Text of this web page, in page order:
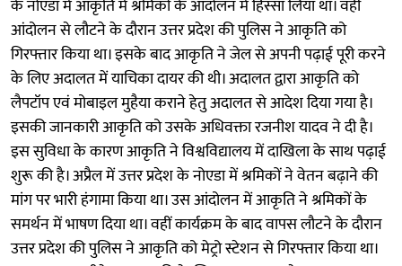
के नोएडा में आकृति में श्रमिकों के आंदोलन में हिस्सा लिया था। वहीं
आंदोलन से लौटने के दौरान उत्तर प्रदेश की पुलिस ने आकृति को
गिरफ्तार किया था। इसके बाद आकृति ने जेल से अपनी पढ़ाई पूरी करने
के लिए अदालत में याचिका दायर की थी। अदालत द्वारा आकृति को
लैपटॉप एवं मोबाइल मुहैया कराने हेतु अदालत से आदेश दिया गया है।
इसकी जानकारी आकृति को उसके अधिवक्ता रजनीश यादव ने दी है।
इस सुविधा के कारण आकृति ने विश्वविद्यालय में दाखिला के साथ पढ़ाई
शुरू की है। अप्रैल में उत्तर प्रदेश के नोएडा में श्रमिकों ने वेतन बढ़ाने की
मांग पर भारी हंगामा किया था। उस आंदोलन में आकृति ने श्रमिकों के
समर्थन में भाषण दिया था। वहीं कार्यक्रम के बाद वापस लौटने के दौरान
उत्तर प्रदेश की पुलिस ने आकृति को मेट्रो स्टेशन से गिरफ्तार किया था।